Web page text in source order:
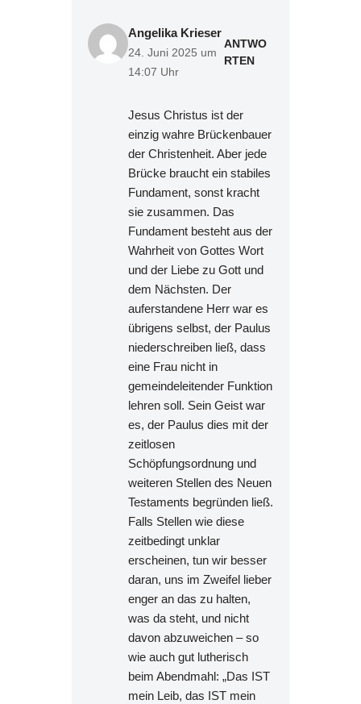
Angelika Krieser
24. Juni 2025 um
14:07 Uhr
ANTWO
RTEN
Jesus Christus ist der
einzig wahre Brückenbauer
der Christenheit. Aber jede
Brücke braucht ein stabiles
Fundament, sonst kracht
sie zusammen. Das
Fundament besteht aus der
Wahrheit von Gottes Wort
und der Liebe zu Gott und
dem Nächsten. Der
auferstandene Herr war es
übrigens selbst, der Paulus
niederschreiben ließ, dass
eine Frau nicht in
gemeindeleitender Funktion
lehren soll. Sein Geist war
es, der Paulus dies mit der
zeitlosen
Schöpfungsordnung und
weiteren Stellen des Neuen
Testaments begründen ließ.
Falls Stellen wie diese
zeitbedingt unklar
erscheinen, tun wir besser
daran, uns im Zweifel lieber
enger an das zu halten,
was da steht, und nicht
davon abzuweichen – so
wie auch gut lutherisch
beim Abendmahl: „Das IST
mein Leib, das IST mein